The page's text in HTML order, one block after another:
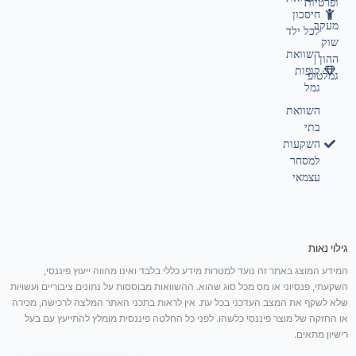
חיסכון
לכל ילד
השוואת
קופות
גמל
השוואת
בתי
השקעות
למסחר
עצמאי
ופרטיות
מעקב
שוק
ההון |
גמלטופ
גילוי נאות
המידע המוצג באתר זה נועד למטרות מידע כללי בלבד ואינו מהווה ייעוץ פיננסי,
השקעתי, פנסיוני או מס מכל סוג שהוא. ההשוואות מבוססות על נתונים ציבוריים ועשויות
שלא לשקף את המצב העדכני בכל עת. אין לראות בתכני האתר המלצה לרכישה, מכירה
או החזקה של מוצר פיננסי כלשהו. לפני כל החלטה פיננסית מומלץ להתייעץ עם בעל
רישיון מתאים.